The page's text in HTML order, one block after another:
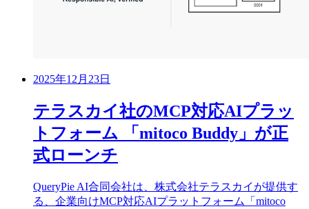
2025年12月23日
テラスカイ社のMCP対応AIプラッ
トフォーム 「mitoco Buddy」が正
式ローンチ
QueryPie AI合同会社は、株式会社テラスカイが提供す
る、企業向けMCP対応AIプラットフォーム「mitoco